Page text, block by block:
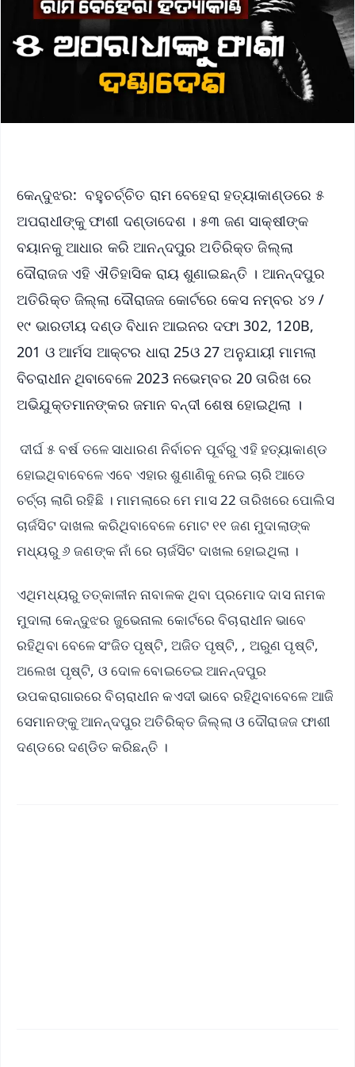
କେନ୍ଦୁଝର: ବହୁଚର୍ଚ୍ଚିତ ରାମ ବେହେରା ହତ୍ୟାକାଣ୍ଡରେ ୫
ଅପରାଧୀଙ୍କୁ ଫାଶୀ ଦଣ୍ଡାଦେଶ । ୫୩ ଜଣ ସାକ୍ଷୀଙ୍କ
ବୟାନକୁ ଆଧାର କରି ଆନନ୍ଦପୁର ଅତିରିକ୍ତ ଜିଲ୍ଲା
ଦୌରାଜଜ ଏହି ଐତିହାସିକ ରାୟ ଶୁଣାଇଛନ୍ତି । ଆନନ୍ଦପୁର
ଅତିରିକ୍ତ ଜିଲ୍ଲା ଦୌରାଜଜ କୋର୍ଟରେ କେସ ନମ୍ବର ୪୨ /
୧୯ ଭାରତୀୟ ଦଣ୍ଡ ବିଧାନ ଆଇନର ଦଫା 302, 120B,
201 ଓ ଆର୍ମସ ଆକ୍ଟର ଧାରା 25ଓ 27 ଅନୁଯାୟୀ ମାମଲା
ବିଚରାଧୀନ ଥିବାବେଳେ 2023 ନଭେମ୍ବର 20 ତାରିଖ ରେ
ଅଭିଯୁକ୍ତମାନଙ୍କର ଜମାନ ବନ୍ଦୀ ଶେଷ ହୋଇଥିଲା ।
ଦୀର୍ଘ ୫ ବର୍ଷ ତଳେ ସାଧାରଣ ନିର୍ବାଚନ ପୂର୍ବରୁ ଏହି ହତ୍ୟାକାଣ୍ଡ
ହୋଇଥିବାବେଳେ ଏବେ ଏହାର ଶୁଣାଣିକୁ ନେଇ ଚାରି ଆଡେ
ଚର୍ଚ୍ଚା ଲାଗି ରହିଛି । ମାମଲାରେ ମେ ମାସ 22 ତାରିଖରେ ପୋଲିସ
ଚାର୍ଜସିଟ ଦାଖଲ କରିଥିବାବେଳେ ମୋଟ ୧୧ ଜଣ ମୁଦାଲାଙ୍କ
ମଧ୍ୟରୁ ୬ ଜଣଙ୍କ ନାଁ ରେ ଚାର୍ଜସିଟ ଦାଖଲ ହୋଇଥିଲା ।
ଏଥିମଧ୍ୟରୁ ତତ୍କାଳୀନ ନାବାଳକ ଥିବା ପ୍ରମୋଦ ଦାସ ନାମକ
ମୁଦାଲା କେନ୍ଦୁଝର ଜୁଭେନାଲ କୋର୍ଟରେ ବିଚାରାଧୀନ ଭାବେ
ରହିଥିବା ବେଳେ ସଂଜିତ ପୃଷ୍ଟି, ଅଜିତ ପୃଷ୍ଟି, , ଅରୁଣ ପୃଷ୍ଟି,
ଅଲେଖ ପୃଷ୍ଟି, ଓ ଦୋଳ ବୋଇତେଇ ଆନନ୍ଦପୁର
ଉପକରାଗାରରେ ବିଚାରାଧୀନ କଏଦୀ ଭାବେ ରହିଥିବାବେଳେ ଆଜି
ସେମାନଙ୍କୁ ଆନନ୍ଦପୁର ଅତିରିକ୍ତ ଜିଲ୍ଲା ଓ ଦୌରାଜଜ ଫାଶୀ
ଦଣ୍ଡରେ ଦଣ୍ଡିତ କରିଛନ୍ତି ।